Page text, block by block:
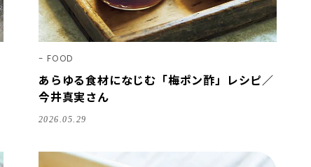
FOOD
あらゆる食材になじむ「梅ポン酢」レシピ／
今井真実さん
2026.05.29